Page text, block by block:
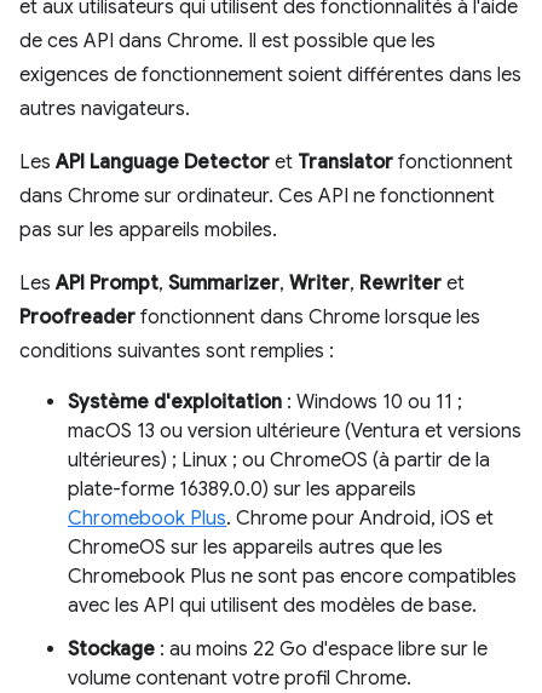
et aux utilisateurs qui utilisent des fonctionnalités à l'aide
de ces API dans Chrome. Il est possible que les
exigences de fonctionnement soient différentes dans les
autres navigateurs.
LesAPI Language Detector et Translator fonctionnent
dans Chrome sur ordinateur. Ces API ne fonctionnent
pas sur les appareils mobiles.
LesAPI Prompt, Summarizer, Writer, Rewriter et
Proofreader fonctionnent dans Chrome lorsque les
conditions suivantes sont remplies :
Système d'exploitation : Windows 10 ou 11 ;
macOS 13 ou version ultérieure (Ventura et versions
ultérieures) ; Linux ; ou ChromeOS (à partir de la
plate-forme 16389.0.0) sur les appareils
Chromebook Plus. Chrome pour Android, iOS et
ChromeOS sur les appareils autres que les
Chromebook Plus ne sont pas encore compatibles
avec les API qui utilisent des modèles de base.
Stockage : au moins 22 Go d'espace libre sur le
volume contenant votre profil Chrome.